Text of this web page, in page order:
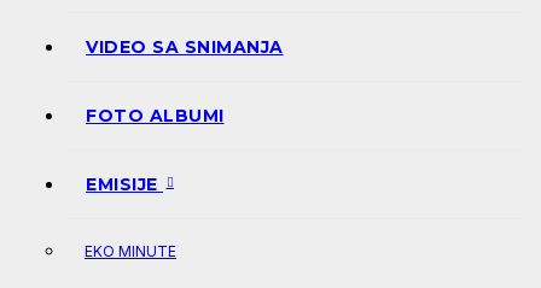
VIDEO SA SNIMANJA
FOTO ALBUMI
EMISIJE
EKO MINUTE